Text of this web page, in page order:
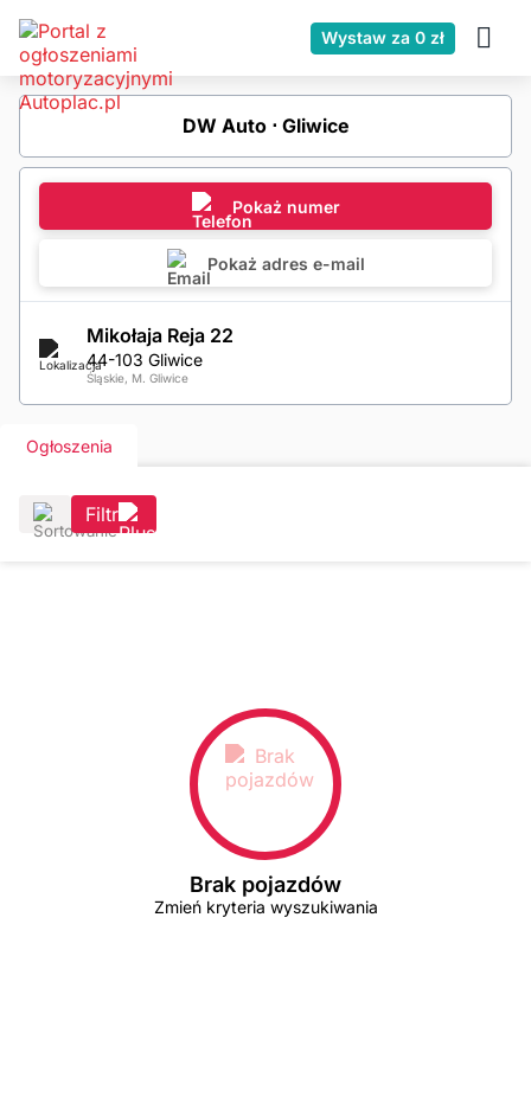
Wystaw za 0 zł
DW Auto ⋅ Gliwice
Pokaż numer
Pokaż adres e-mail
Mikołaja Reja 22
44-103 Gliwice
Śląskie, M. Gliwice
Ogłoszenia
Filtr
Brak pojazdów
Zmień kryteria wyszukiwania